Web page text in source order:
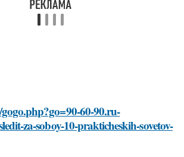
60-90.ru-
za-soboy-10-prakticheskih-sovetov-